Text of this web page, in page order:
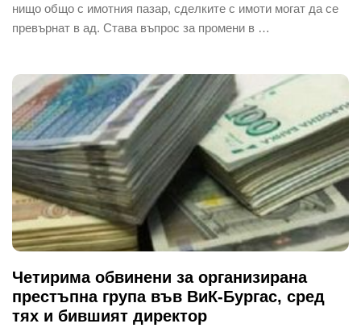
нищо общо с имотния пазар, сделките с имоти могат да се
превърнат в ад. Става въпрос за промени в …
Четирима обвинени за организирана
престъпна група във ВиК-Бургас, сред
тях и бившият директор